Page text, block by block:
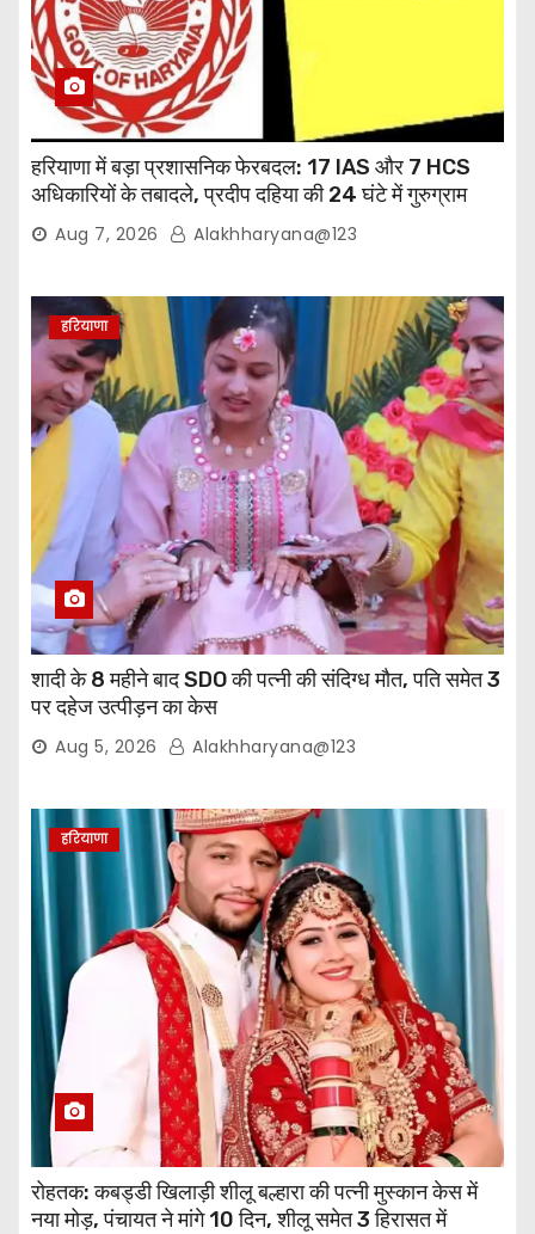
हरियाणा में बड़ा प्रशासनिक फेरबदल: 17 IAS और 7 HCS
अधिकारियों के तबादले, प्रदीप दहिया की 24 घंटे में गुरुग्राम
वापसीAug 7, 2026 Alakhharyana@123
हरियाणा
शादी के 8 महीने बाद SDO की पत्नी की संदिग्ध मौत, पति समेत 3
पर दहेज उत्पीड़न का केस
Aug 5, 2026 Alakhharyana@123
हरियाणा
रोहतक: कबड्डी खिलाड़ी शीलू बल्हारा की पत्नी मुस्कान केस में
नया मोड़, पंचायत ने मांगे 10 दिन, शीलू समेत 3 हिरासत में